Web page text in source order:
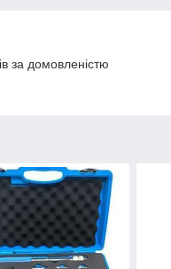
за домовленістю